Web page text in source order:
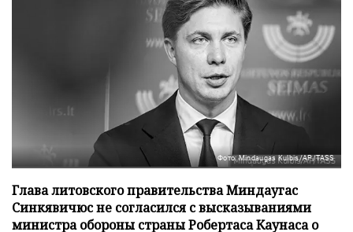
Фото: Mindaugas Kulbis/AP/TASS
Глава литовского правительства Миндаугас
Синкявичюс не согласился с высказываниями
министра обороны страны Робертаса Каунаса о